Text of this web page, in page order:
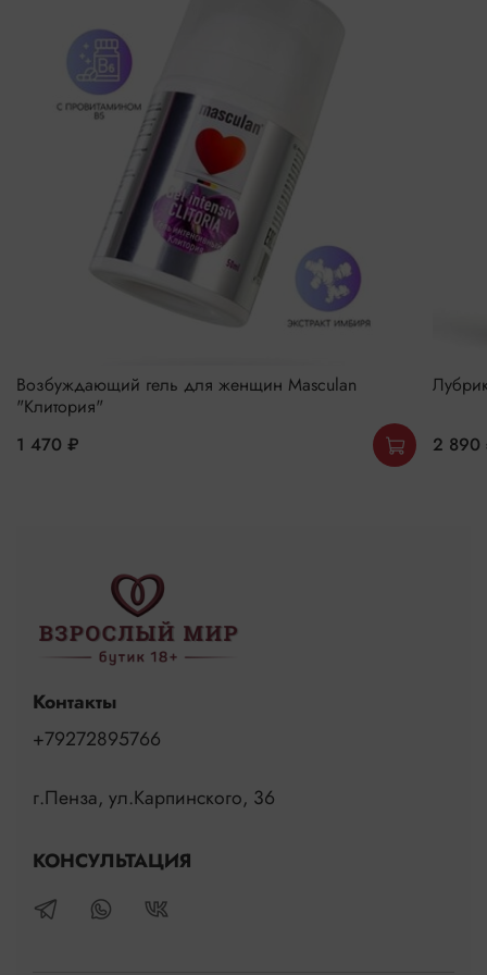
Возбуждающий гель для женщин Masculan
"Клитория"
1 470 ₽
2 890
Контакты
+79272895766
г.Пенза, ул.Карпинского, 36
КОНСУЛЬТАЦИЯ